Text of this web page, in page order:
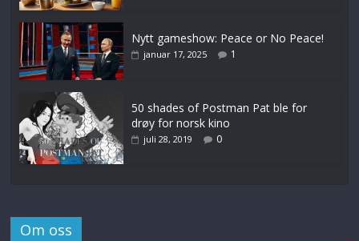
Nytt gameshow: Peace or No Peace!
januar 17, 2025 1
50 shades of Postman Pat ble for
drøy for norsk kino
juli 28, 2019 0
Om oss